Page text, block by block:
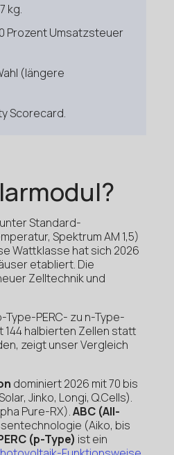
kg.
Prozent Umsatzsteuer
(längere
Scorecard.
Standard-
Spektrum AM 1,5)
Wattklasse hat sich 2026
etabliert. Die
Zelltechnik und
PERC- zu n-Type-
halbierten Zellen statt
zeigt unser Vergleich
dominiert 2026 mit 70 bis
Jinko, Longi, Q.Cells).
Pure-RX).ABC (All-
(Aiko, bis
(p-Type) ist ein